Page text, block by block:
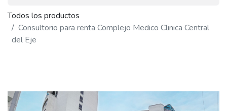
Todos los productos
Consultorio para renta Complejo Medico Clinica Central
del Eje